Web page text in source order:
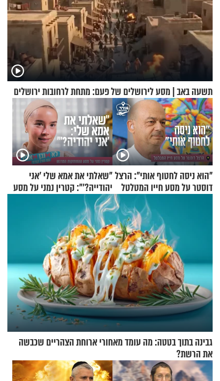
תשעה באב | מסע לירושלים של פעם: מתחת לרחובות ירושלים
"הוא ניסה לחטוף אותי": הרצל
דוסטר על מסע חייו המטלטל
"שאלתי את אמא שלי 'אני
יהודייה?'": קטרין נמני על מסע
ההתחזקות המרגש
גבינה בתוך בטטה: מה עומד מאחורי ארוחת הצהריים שכבשה
את הרשת?